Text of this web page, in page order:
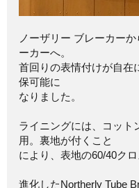
ノーザリー ブレーカー
ーカーへ。
首回りの表情付けが自在
保可能に
なりました。
ライニングには、コット
用。裏地が付くこと
により、表地の60/40ク
進化したNortherly Tube